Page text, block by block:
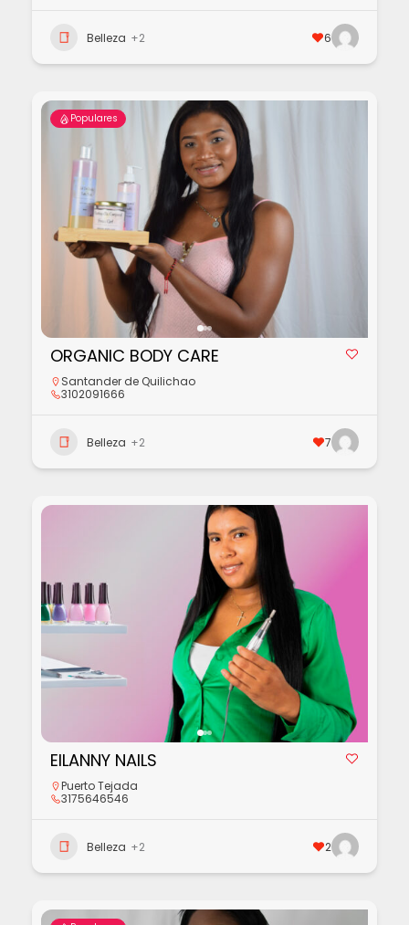
Belleza +2 6
Populares
ORGANIC BODY CARE
Santander de Quilichao
3102091666
Belleza +2 7
EILANNY NAILS
Puerto Tejada
3175646546
Belleza +2 2